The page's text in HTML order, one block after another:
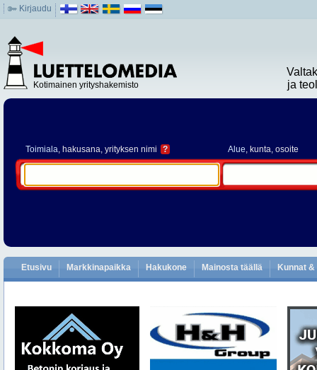
Kirjaudu
Kotimainen yrityshakemisto
ja
Toimiala, hakusana, yrityksen nimi ? Alue, kunta, osoite
Etusivu Markkinapaikka Hakukone Mainosta täällä Kunnat